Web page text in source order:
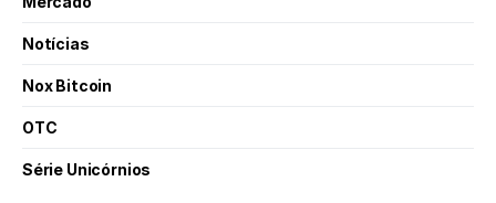
Notícias
Nox Bitcoin
OTC
Série Unicórnios